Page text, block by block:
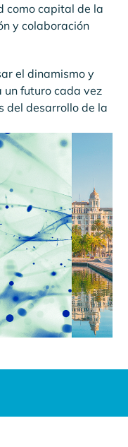
como capital de la
y colaboración
el dinamismo y
futuro cada vez
del desarrollo de la